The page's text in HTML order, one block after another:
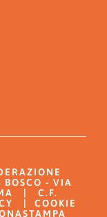
- VIA
| C.F.
| COOKIE